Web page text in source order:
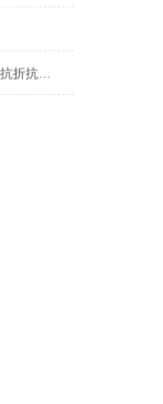
供应混凝土压力机、水泥抗折抗压一体试验机、恒温恒湿养护室